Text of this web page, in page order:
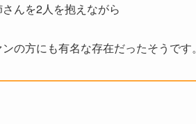
んを2人を抱えながら
の方にも有名な存在だったそうです。